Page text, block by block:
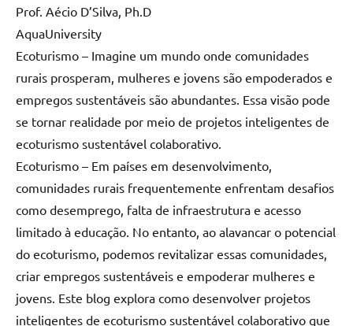
Prof. Aécio D’Silva, Ph.D
AquaUniversity
Ecoturismo – Imagine um mundo onde comunidades
rurais prosperam, mulheres e jovens são empoderados e
empregos sustentáveis são abundantes. Essa visão pode
se tornar realidade por meio de projetos inteligentes de
ecoturismo sustentável colaborativo.
Ecoturismo – Em países em desenvolvimento,
comunidades rurais frequentemente enfrentam desafios
como desemprego, falta de infraestrutura e acesso
limitado à educação. No entanto, ao alavancar o potencial
do ecoturismo, podemos revitalizar essas comunidades,
criar empregos sustentáveis e empoderar mulheres e
jovens. Este blog explora como desenvolver projetos
inteligentes de ecoturismo sustentável colaborativo que